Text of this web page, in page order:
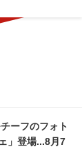
ーフのフォト
」登場...8月7